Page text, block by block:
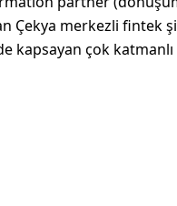
Çekya merkezli fintek
çok